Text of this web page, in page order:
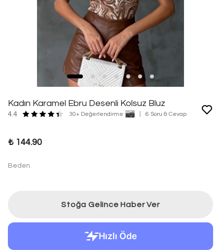
Kadın Karamel Ebru Desenli Kolsuz Bluz
4.4 30+ Değerlendirme 6 Soru & Cevap
₺ 144.90
Beden
Stoğa Gelince Haber Ver